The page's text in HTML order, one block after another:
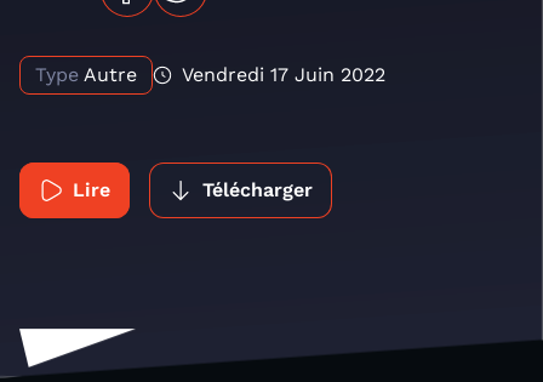
Type Autre Vendredi 17 Juin 2022
Lire Télécharger